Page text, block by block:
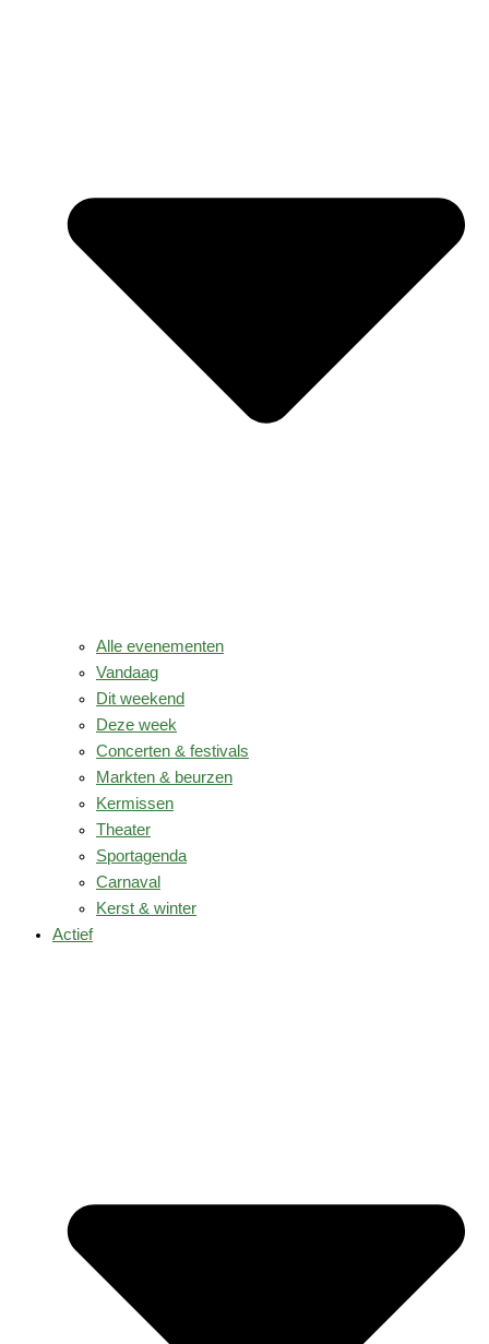
Alle evenementen
Vandaag
Dit weekend
Deze week
Concerten & festivals
Markten & beurzen
Kermissen
Theater
Sportagenda
Carnaval
Kerst & winter
Actief